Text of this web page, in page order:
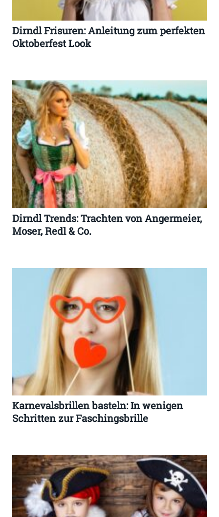
Dirndl Frisuren: Anleitung zum perfekten
Oktoberfest Look
Dirndl Trends: Trachten von Angermeier,
Moser, Redl & Co.
Karnevalsbrillen basteln: In wenigen
Schritten zur Faschingsbrille